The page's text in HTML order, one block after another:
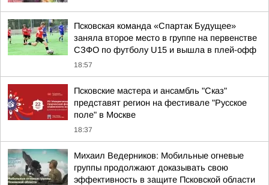
Псковская команда «Спартак Будущее»
заняла второе место в группе на первенстве
СЗФО по футболу U15 и вышла в плей-офф
18:57
Псковские мастера и ансамбль "Сказ"
представят регион на фестивале "Русское
поле" в Москве
18:37
Михаил Ведерников: Мобильные огневые
группы продолжают доказывать свою
эффективность в защите Псковской области